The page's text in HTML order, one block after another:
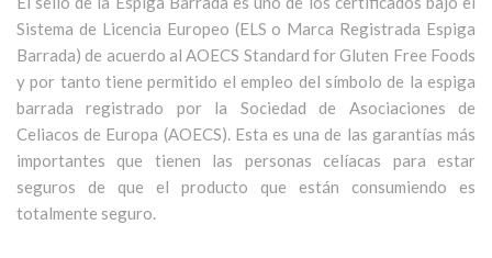
Sistema de Licencia Europeo (ELS o Marca Registrada Espiga
Barrada) de acuerdo al AOECS Standard for Gluten Free Foods
y por tanto tiene permitido el empleo del símbolo de la espiga
barrada registrado por la Sociedad de Asociaciones de
Celiacos de Europa (AOECS). Esta es una de las garantías más
importantes que tienen las personas celíacas para estar
seguros de que el producto que están consumiendo es
totalmente seguro.